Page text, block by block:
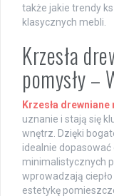
także jakie trendy
klasycznych mebli.
Krzesła
pomysły –
Krzesła
uznanie i stają się
wnętrz. Dzięki
idealnie
minimalistycznych
wprowadzają
estetykę